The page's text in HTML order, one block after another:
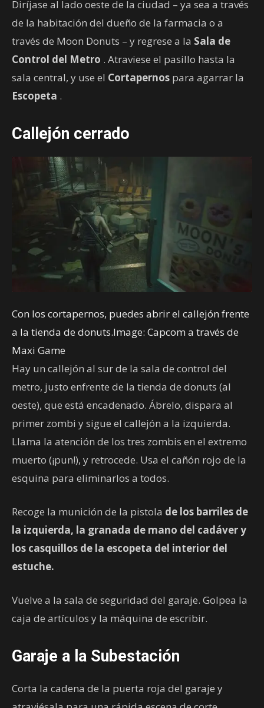
Diríjase al lado oeste de la ciudad – ya sea a través
de la habitación del dueño de la farmacia o a
través de Moon Donuts – y regrese a la Sala de
Control del Metro . Atraviese el pasillo hasta la
sala central, y use el Cortapernos para agarrar la
Escopeta .
Callejón cerrado
Con los cortapernos, puedes abrir el callejón frente
a la tienda de donuts.Image: Capcom a través de
Maxi Game
Hay un callejón al sur de la sala de control del
metro, justo enfrente de la tienda de donuts (al
oeste), que está encadenado. Ábrelo, dispara al
primer zombi y sigue el callejón a la izquierda.
Llama la atención de los tres zombis en el extremo
muerto (¡pun!), y retrocede. Usa el cañón rojo de la
esquina para eliminarlos a todos.
Recoge la munición de la pistola de los barriles de
la izquierda, la granada de mano del cadáver y
los casquillos de la escopeta del interior del
estuche.
Vuelve a la sala de seguridad del garaje. Golpea la
caja de artículos y la máquina de escribir.
Garaje a la Subestación
Corta la cadena de la puerta roja del garaje y